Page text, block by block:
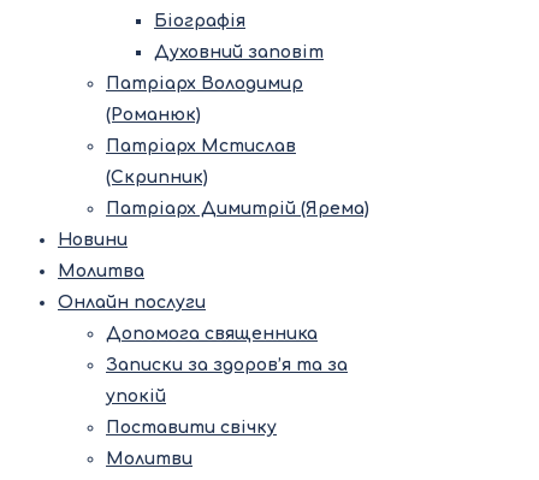
Біографія
Духовний заповіт
Патріарх Володимир
(Романюк)
Патріарх Мстислав
(Скрипник)
Патріарх Димитрій (Ярема)
Новини
Молитва
Онлайн послуги
Допомога священника
Записки за здоров’я та за
упокій
Поставити свічку
Молитви